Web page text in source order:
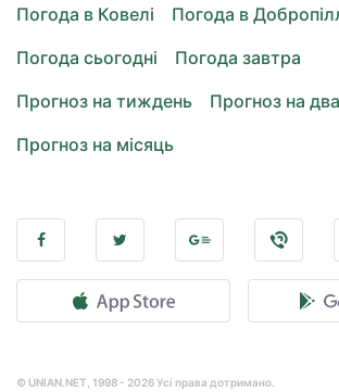
Погода в Ковелі
Погода в
Погода сьогодні
Погода завтра
Прогноз на тиждень
Прогноз на
Прогноз на місяць
© UNIAN.NET, 1998 - 2026 Усі права дотримано.